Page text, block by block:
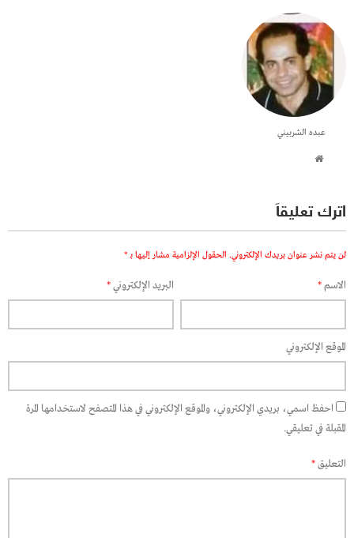
عبده الشربيني
اترك تعليقاً
لن يتم نشر عنوان بريدك الإلكتروني. الحقول الإلزامية مشار إليها بـ *
الاسم* البريد الإلكتروني*
الموقع الإلكتروني
احفظ اسمي، بريدي الإلكتروني، والموقع الإلكتروني في هذا المتصفح لاستخدامها المرة
المقبلة في تعليقي.
التعليق*